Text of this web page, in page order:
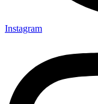
Instagram